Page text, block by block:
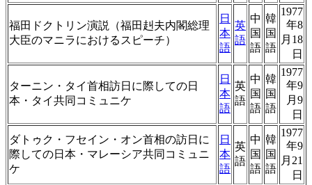
福田ドクトリン演説（福田赳夫内閣総理
大臣のマニラにおけるスピーチ）
日
本
語
英
語
中
国
語
韓
国
語
1977
年8
月18
日
ターニン・タイ首相訪日に際しての日
本・タイ共同コミュニケ
日
本
語
英
語
中
国
語
韓
国
語
1977
年9
月9
日
ダトゥク・フセイン・オン首相の訪日に
際しての日本・マレーシア共同コミュニ
ケ
日
本
語
英
語
中
国
語
韓
国
語
1977
年9
月21
日